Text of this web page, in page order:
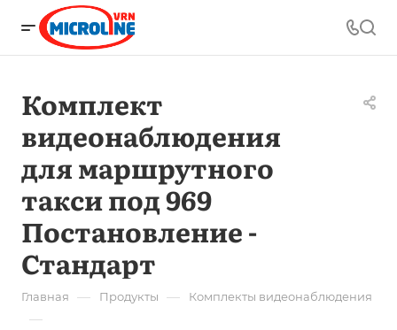
Комплект
видеонаблюдения
для маршрутного
такси под 969
Постановление -
Стандарт
Главная — Продукты — Комплекты видеонаблюдения
—